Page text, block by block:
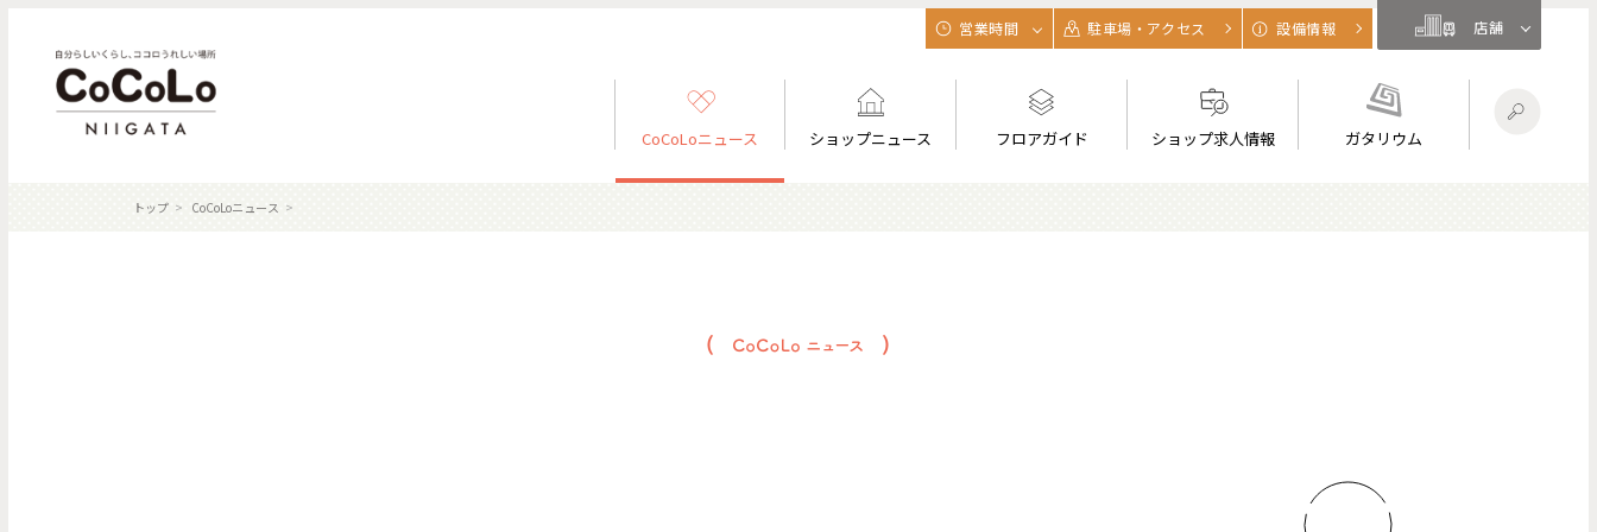
CoCoLoニュース ショップニュース フロアガイド ショップ求人情報 ガタリウム
営業時間 駐車場・アクセス 設備情報 店舗
トップ CoCoLoニュース